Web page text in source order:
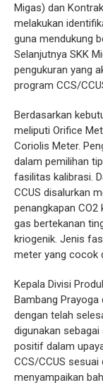
Migas) dan
melakukan
guna mendukung
Selanjutnya SKK
pengukuran yang
program CCS/
Berdasarkan
meliputi Orifice
Coriolis Meter.
dalam pemilihan
fasilitas kalibrasi.
CCUS disalurkan
penangkapan
gas bertekanan
kriogenik. Jenis
meter yang cocok
Kepala Divisi
Bambang
dengan telah
digunakan
positif dalam
CCS/CCUS
menyampaikan